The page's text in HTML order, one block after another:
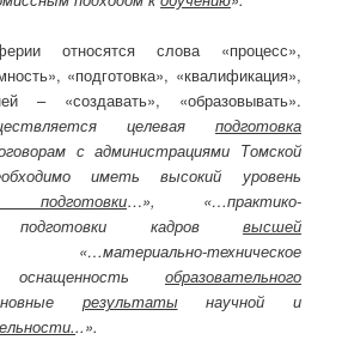
относятся слова «процесс»,
«подготовка», «квалификация»,
– «создавать», «образовывать».
целевая подготовка
с администрациями Томской
иметь высокий уровень
подготовки…», «…практико-
подготовки кадров высшей
техническое
образовательного
результатынаучной и
..».